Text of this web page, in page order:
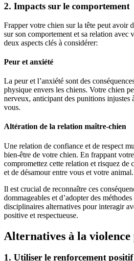
2. Impacts sur le comportement
Frapper votre chien sur la tête peut avoir
sur son comportement et sa relation avec
deux aspects clés à considérer:
Peur et anxiété
La peur et l’anxiété sont des
physique envers les chiens. Votre chien
nerveux, anticipant des punitions injustes
vous.
Altération de la relation maître-chien
Une relation de confiance et de respect
bien-être de votre chien. En frappant
compromettez cette relation et risquez de
et de désamour entre vous et votre animal.
Il est crucial de reconnaître ces
dommageables et d’adopter des
disciplinaires alternatives pour interagir
positive et respectueuse.
Alternatives à la violence
1. Utiliser le renforcement positif